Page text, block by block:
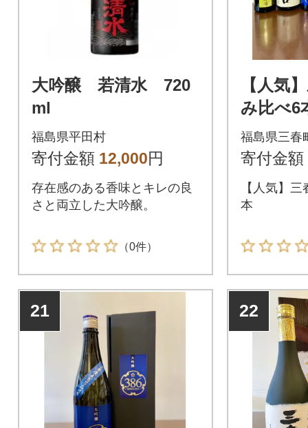
大吟醸 若清水 720
ml
福島県平田村
寄付金額 12,000円
存在感のある香味とキレの良
さと両立した大吟醸。
（0件）
【人気
み比べ6
福島県三春
寄付金額
【人気】
本
21 22